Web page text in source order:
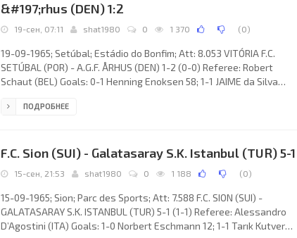
&#197;rhus (DEN) 1:2
19-сен, 07:11 shat1980 0 1 370 (0)
19-09-1965; Setúbal; Estádio do Bonfim; Att: 8.053 VITÓRIA F.C.
SETÚBAL (POR) - A.G.F. ÅRHUS (DEN) 1-2 (0-0) Referee: Robert
Schaut (BEL) Goals: 0-1 Henning Enoksen 58; 1-1 JAIME da Silva
José Manuel Félix MOURINHO, Joaquim Adriano José da CONCEIÇÃO,
ПОДРОБНЕЕ
F.C. Sion (SUI) - Galatasaray S.K. Istanbul (TUR) 5-1
15-сен, 21:53 shat1980 0 1 188 (0)
15-09-1965; Sion; Parc des Sports; Att: 7.588 F.C. SION (SUI) -
GALATASARAY S.K. ISTANBUL (TUR) 5-1 (1-1) Referee: Alessandro
D’Agostini (ITA) Goals: 1-0 Norbert Eschmann 12; 1-1 Tarık Kutver